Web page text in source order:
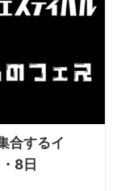
合するイ
8日